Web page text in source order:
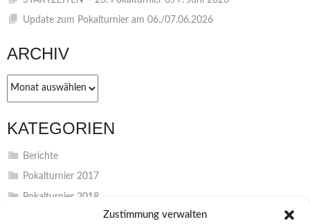
Zustimmung verwalten
Update zum Pokalturnier am 06./07.06.2026
ARCHIV
Archiv
KATEGORIEN
Berichte
Pokalturnier 2017
Pokalturnier 2018